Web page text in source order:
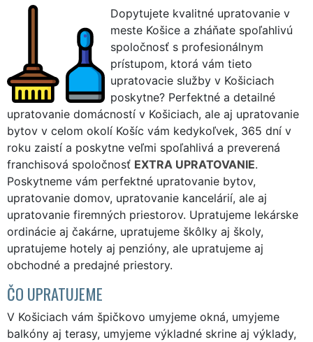
Dopytujete kvalitné upratovanie v
meste Košice a zháňate spoľahlivú
spoločnosť s profesionálnym
prístupom, ktorá vám tieto
upratovacie služby v Košiciach
poskytne? Perfektné a detailné
upratovanie domácností v Košiciach, ale aj upratovanie
bytov v celom okolí Košíc vám kedykoľvek, 365 dní v
roku zaistí a poskytne veľmi spoľahlivá a preverená
franchisová spoločnosť EXTRA UPRATOVANIE.
Poskytneme vám perfektné upratovanie bytov,
upratovanie domov, upratovanie kancelárií, ale aj
upratovanie firemných priestorov. Upratujeme lekárske
ordinácie aj čakárne, upratujeme škôlky aj školy,
upratujeme hotely aj penzióny, ale upratujeme aj
obchodné a predajné priestory.
ČO UPRATUJEME
V Košiciach vám špičkovo umyjeme okná, umyjeme
balkóny aj terasy, umyjeme výkladné skrine aj výklady,